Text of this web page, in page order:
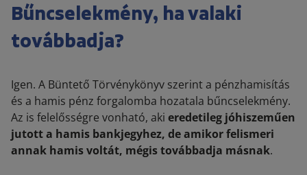
Bűncselekmény, ha valaki
továbbadja?
Igen. A Büntető Törvénykönyv szerint a pénzhamisítás
és a hamis pénz forgalomba hozatala bűncselekmény.
Az is felelősségre vonható, aki eredetileg jóhiszeműen
jutott a hamis bankjegyhez, de amikor felismeri
annak hamis voltát, mégis továbbadja másnak.